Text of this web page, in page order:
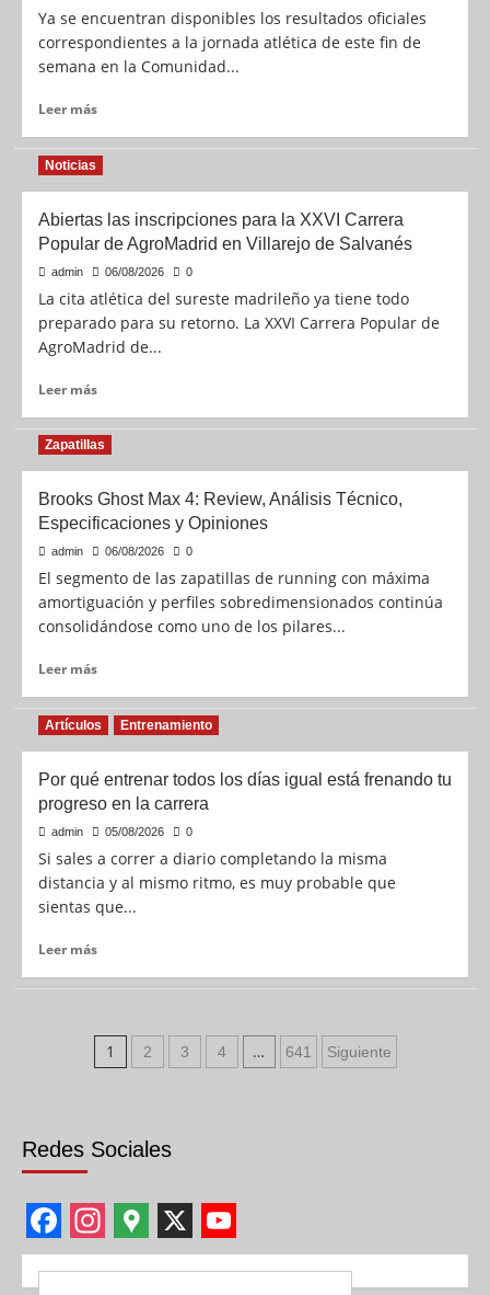
Ya se encuentran disponibles los resultados oficiales
correspondientes a la jornada atlética de este fin de
semana en la Comunidad...
Leer más
Noticias
Abiertas las inscripciones para la XXVI Carrera
Popular de AgroMadrid en Villarejo de Salvanés
admin 06/08/2026 0
La cita atlética del sureste madrileño ya tiene todo
preparado para su retorno. La XXVI Carrera Popular de
AgroMadrid de...
Leer más
Zapatillas
Brooks Ghost Max 4: Review, Análisis Técnico,
Especificaciones y Opiniones
admin 06/08/2026 0
El segmento de las zapatillas de running con máxima
amortiguación y perfiles sobredimensionados continúa
consolidándose como uno de los pilares...
Leer más
Artículos Entrenamiento
Por qué entrenar todos los días igual está frenando tu
progreso en la carrera
admin 05/08/2026 0
Si sales a correr a diario completando la misma
distancia y al mismo ritmo, es muy probable que
sientas que...
Leer más
1 2 3 4 … 641 Siguiente
Redes Sociales
F I G X Y